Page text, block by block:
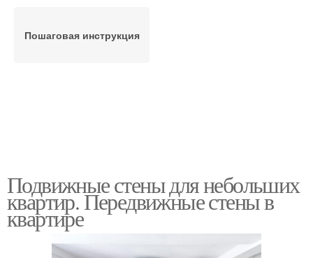
Пошаговая инструкция
Подвижные стены для небольших
квартир. Передвижные стены в
квартире